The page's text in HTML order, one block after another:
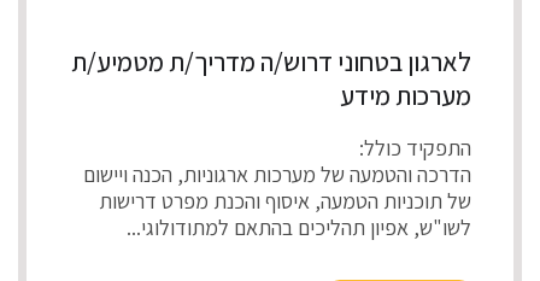
לארגון בטחוני דרוש/ה מדריך/ת מטמיע/ת
מערכות מידע
התפקיד כולל:
הדרכה והטמעה של מערכות ארגוניות, הכנה ויישום
של תוכניות הטמעה, איסוף והכנת מפרט דרישות
לשו"ש, אפיון תהליכים בהתאם למתודולוגי...